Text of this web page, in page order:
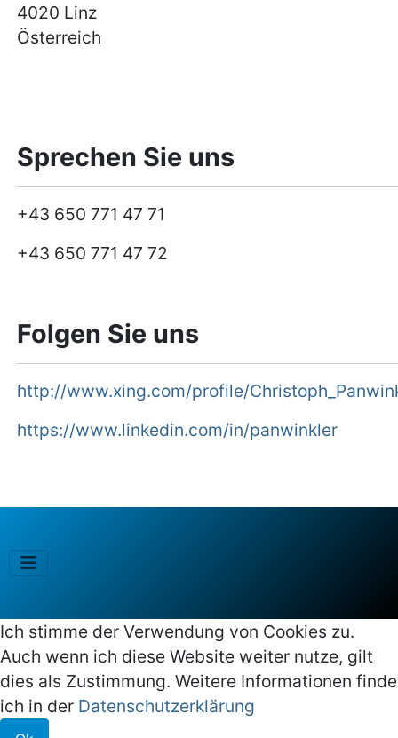
4020 Linz
Österreich
Sprechen Sie uns
+43 650 771 47 71
+43 650 771 47 72
Folgen Sie uns
http://www.xing.com/profile/
https://www.linkedin.com/in/panwinkler
Ich stimme der Verwendung von Cookies zu.
Auch wenn ich diese Website weiter nutze, gilt
dies als Zustimmung. Weitere Informationen finde
ich in der Datenschutzerklärung